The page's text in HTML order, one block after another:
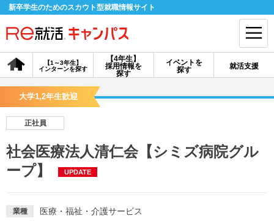
新卒学生のためのスカウト型就職情報サイト
【4年生】
採用情報を
探す
【1～3年生】
インターンを探す
イベントを
探す
就活支援
会員登録 ログイン
探す
【4年生】
大学1,2年生歓迎
正社員
社会医療法人清仁会【シミズ病院グル
ープ】
UPDATE
業種 医療・福祉・介護サービス